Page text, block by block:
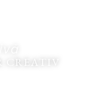
CREATIV